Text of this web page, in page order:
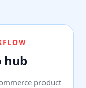
hub
product